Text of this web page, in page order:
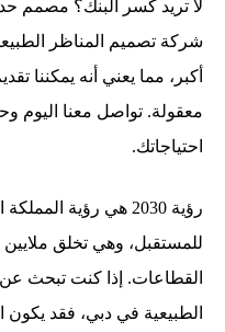
لا تريد كسر البنك؟ مصمم
شركة تصميم المناظر
أكبر، مما يعني أنه يمكننا
معقولة. تواصل معنا اليوم
احتياجاتك.
رؤية 2030 هي رؤية
للمستقبل، وهي تخلق
القطاعات. إذا كنت تبحث
الطبيعية في دبي، فقد يكون